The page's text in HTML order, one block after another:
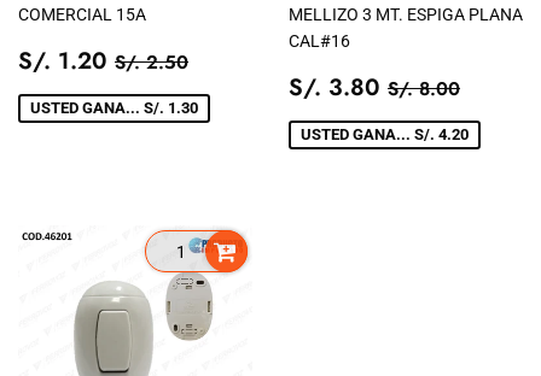
COMERCIAL 15A
PRECIO
DE
VENTA
S/. 1.20 S/.
1.20
PRECIO TIENDA
S/. 2.50
USTED GANA... S/. 1.30
MELLIZO 3 MT. ESPIGA PLANA
CAL#16
PRECIO
DE
VENTA
S/. 3.80 S/.
3.80
PRECIO
S/. 8.00
USTED GANA... S/. 4.20